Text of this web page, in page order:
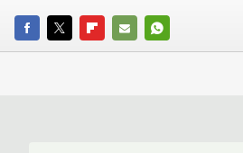
FACEBOOK
TWITTERFLIPBOARD
E-
WHATSAPP